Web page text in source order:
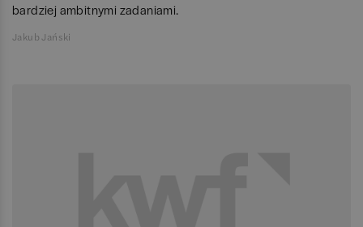
bardziej ambitnymi zadaniami.
Jakub Jański